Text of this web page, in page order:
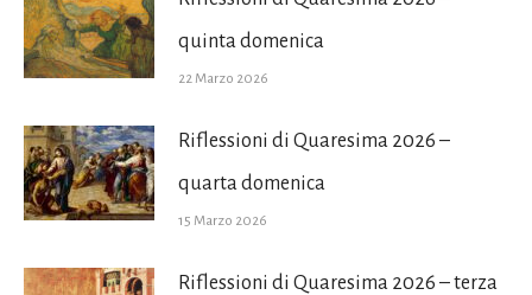
quinta domenica
22 Marzo 2026
Riflessioni di Quaresima 2026 –
quarta domenica
15 Marzo 2026
Riflessioni di Quaresima 2026 – terza